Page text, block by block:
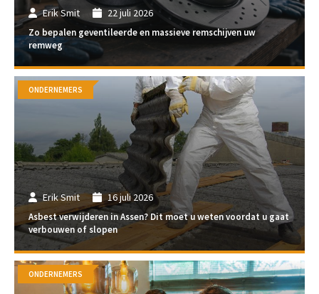
Erik Smit 22 juli 2026
Zo bepalen geventileerde en massieve remschijven uw
remweg
Erik Smit 16 juli 2026
Asbest verwijderen in Assen? Dit moet u weten voordat u gaat
verbouwen of slopen
ONDERNEMERS
ONDERNEMERS